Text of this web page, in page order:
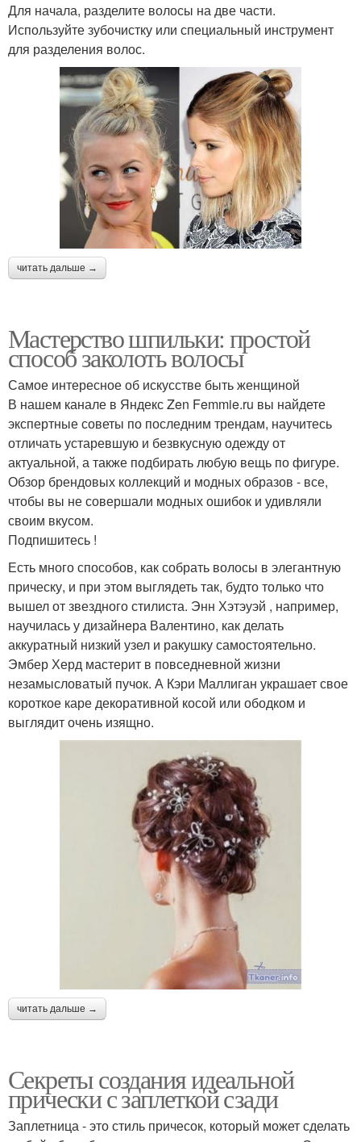
Для начала, разделите волосы на две части.
Используйте зубочистку или специальный инструмент
для разделения волос.
читать дальше →
Мастерство шпильки: простой
способ заколоть волосы
Самое интересное об искусстве быть женщиной
В нашем канале в Яндекс Zen Femmie.ru вы найдете
экспертные советы по последним трендам, научитесь
отличать устаревшую и безвкусную одежду от
актуальной, а также подбирать любую вещь по фигуре.
Обзор брендовых коллекций и модных образов - все,
чтобы вы не совершали модных ошибок и удивляли
своим вкусом.
Подпишитесь !
Есть много способов, как собрать волосы в элегантную
прическу, и при этом выглядеть так, будто только что
вышел от звездного стилиста. Энн Хэтэуэй , например,
научилась у дизайнера Валентино, как делать
аккуратный низкий узел и ракушку самостоятельно.
Эмбер Херд мастерит в повседневной жизни
незамысловатый пучок. А Кэри Маллиган украшает свое
короткое каре декоративной косой или ободком и
выглядит очень изящно.
читать дальше →
Секреты создания идеальной
прически с заплеткой сзади
Заплетница - это стиль причесок, который может сделать